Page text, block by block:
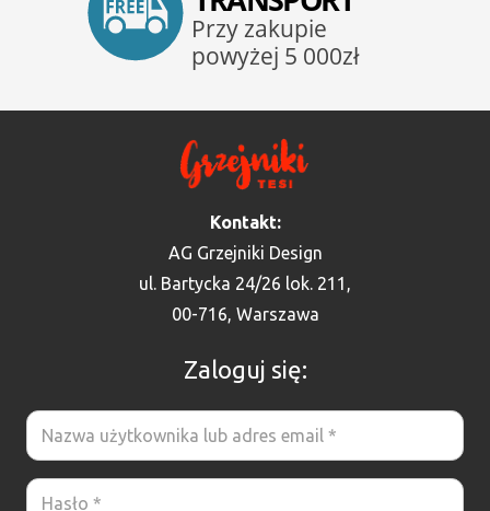
Kontakt:
AG Grzejniki Design
ul. Bartycka 24/26 lok. 211,
00-716, Warszawa
Zaloguj się: